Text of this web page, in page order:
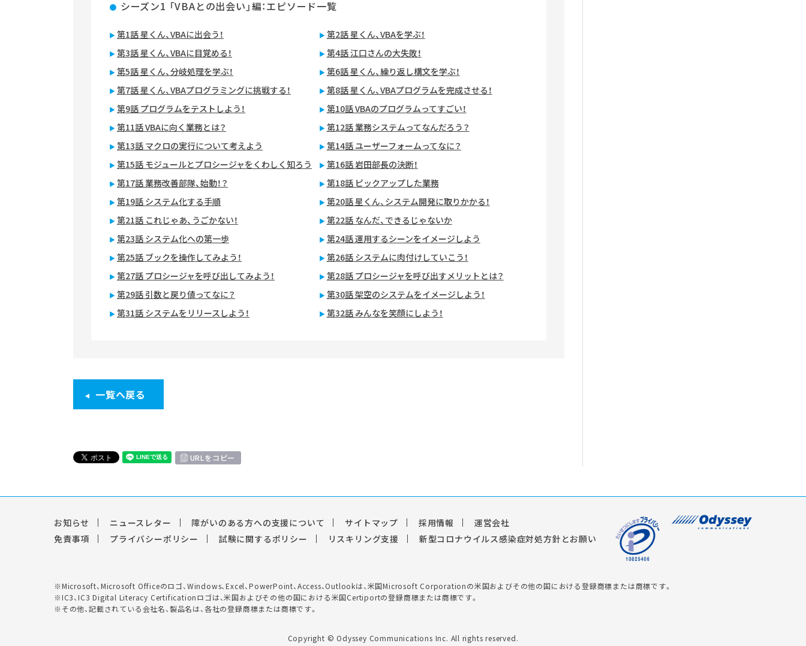
シーズン1 「VBAとの出会い」編：エピソード一覧
第1話 星くん、VBAに出会う！
第2話 星くん、VBAを学ぶ！
第3話 星くん、VBAに目覚める！
第4話 江口さんの大失敗！
第5話 星くん、分岐処理を学ぶ！
第6話 星くん、繰り返し構文を学ぶ！
第7話 星くん、VBAプログラミングに挑戦する！
第8話 星くん、VBAプログラムを完成させる！
第9話 プログラムをテストしよう！
第10話 VBAのプログラムってすごい！
第11話 VBAに向く業務とは？
第12話 業務システムってなんだろう？
第13話 マクロの実行について考えよう
第14話 ユーザーフォームってなに？
第15話 モジュールとプロシージャをくわしく知ろう
第16話 岩田部長の決断！
第17話 業務改善部隊、始動！？
第18話 ピックアップした業務
第19話 システム化する手順
第20話 星くん、システム開発に取りかかる！
第21話 これじゃあ、うごかない！
第22話 なんだ、できるじゃないか
第23話 システム化への第一歩
第24話 運用するシーンをイメージしよう
第25話 ブックを操作してみよう！
第26話 システムに肉付けしていこう！
第27話 プロシージャを呼び出してみよう！
第28話 プロシージャを呼び出すメリットとは？
第29話 引数と戻り値ってなに？
第30話 架空のシステムをイメージしよう！
第31話 システムをリリースしよう！
第32話 みんなを笑顔にしよう！
一覧へ戻る
URLをコピー
お知らせ ニュースレター 障がいのある方への支援について サイトマップ 採用情報
運営会社
免責事項
プライバシーポリシー 試験に関するポリシー リスキリング支援 新型コロナウイルス感染症対処方針とお願い
※Microsoft、Microsoft Officeのロゴ、Windows、Excel、PowerPoint、Access、Outlookは、米国Microsoft Corporationの米国およびその他の国における登録商標または商標です。
※IC3、IC3 Digital Literacy Certificationロゴは、米国およびその他の国における米国Certiportの登録商標または商標です。
※その他、記載されている会社名、製品名は、各社の登録商標または商標です。
Copyright © Odyssey Communications Inc. All rights reserved.